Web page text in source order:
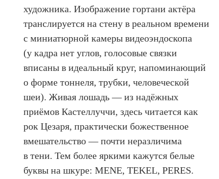
художника. Изображение гортани актёра
транслируется на стену в реальном времени
с миниатюрной камеры видеоэндоскопа
(у кадра нет углов, голосовые связки
вписаны в идеальный круг, напоминающий
о форме тоннеля, трубки, человеческой
шеи). Живая лошадь — из надёжных
приёмов Кастеллуччи, здесь читается как
рок Цезаря, практически божественное
вмешательство — почти неразличима
в тени. Тем более яркими кажутся белые
буквы на шкуре: MENE, TEKEL, PERES.